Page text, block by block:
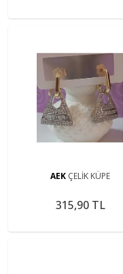
AEK ÇELİK KÜPE
315,90 TL